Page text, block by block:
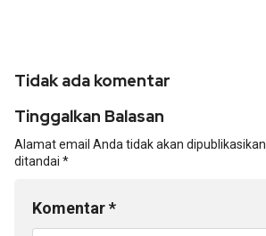
Tidak ada komentar
Tinggalkan Balasan
Alamat email Anda tidak akan dipublikasikan.
ditandai *
Komentar*